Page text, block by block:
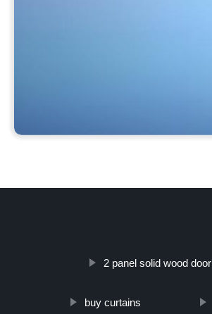
2 panel solid wood door
buy curtains